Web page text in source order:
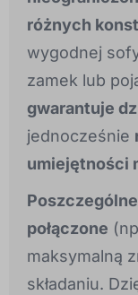
różnych
wygodnej
zamek lub
gwarantuje
jednocześnie
umiejętności
połączone
maksymalną
składaniu.